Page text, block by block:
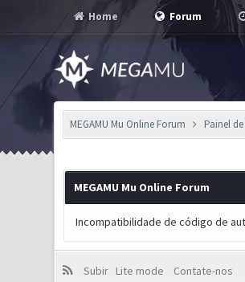
Home Forum
MEGAMU Mu Online Forum Painel
MEGAMU Mu Online Forum
Incompatibilidade de código de
Subir Lite mode
Contate-nos